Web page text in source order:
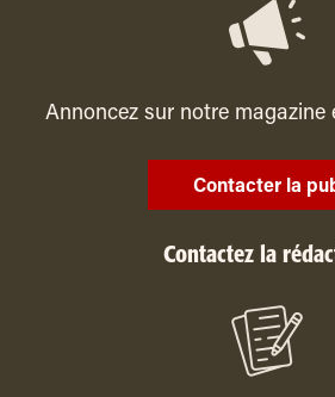
Annoncez sur notre magazine
Contacter la
Contactez la